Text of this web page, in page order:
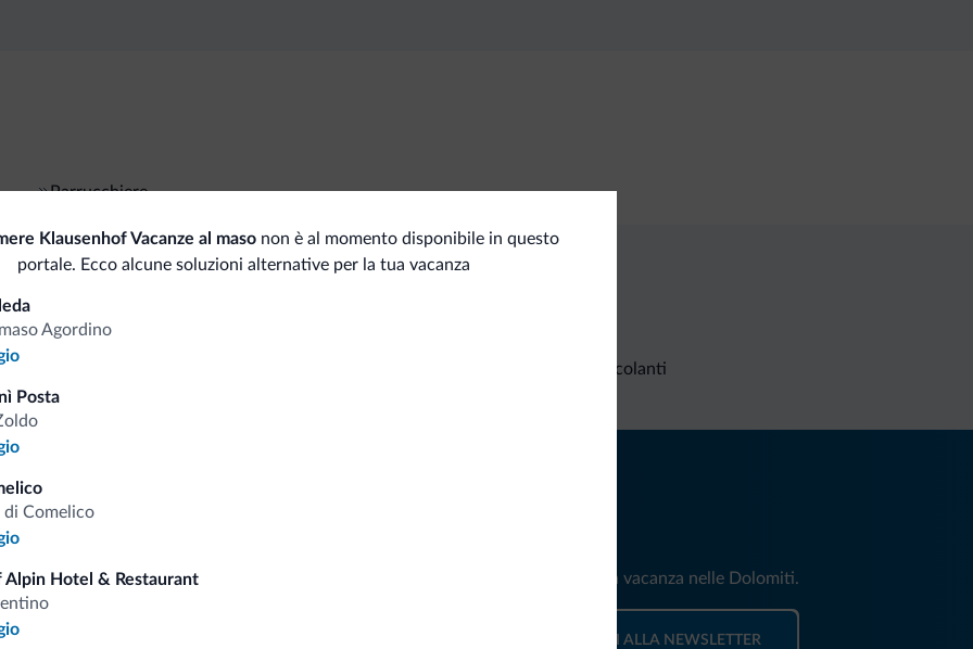
Parrucchiere
Klausenhof Vacanze al masonon è al momento disponibile in questo
portale. Ecco alcune soluzioni alternative per la tua vacanza
Agordino
Posta
di Comelico
Alpin Hotel & Restaurant
Richieste non vincolanti
Riceverai informazioni, offerte esclusive e news per la tua vacanza nelle Dolomiti.
ISCRIVITI ALLA NEWSLETTER